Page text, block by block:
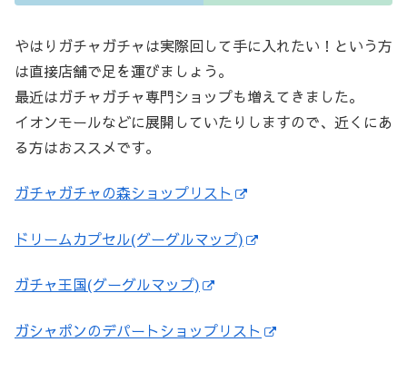
やはりガチャガチャは実際回して手に入れたい！という方
は直接店舗で足を運びましょう。
最近はガチャガチャ専門ショップも増えてきました。
イオンモールなどに展開していたりしますので、近くにあ
る方はおススメです。
ガチャガチャの森ショップリスト
ドリームカプセル(グーグルマップ)
ガチャ王国(グーグルマップ)
ガシャポンのデパートショップリスト